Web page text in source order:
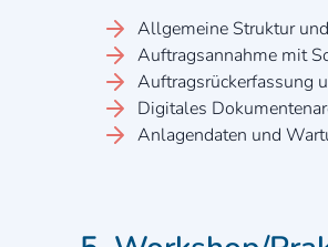
Allgemeine Struktur
Auftragsannahme mit
Auftragsrückerfassung
Digitales
Anlagendaten und